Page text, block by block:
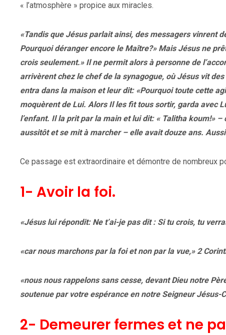
« l’atmosphère » propice aux miracles.
«Tandis que Jésus parlait ainsi, des messagers vinrent
Pourquoi déranger encore le Maître?» Mais Jésus ne
crois seulement.» Il ne permit alors à personne de
arrivèrent chez le chef de la synagogue, où Jésus vit
entra dans la maison et leur dit: «Pourquoi toute cette
moquèrent de Lui. Alors Il les fit tous sortir, garda avec
l’enfant. Il la prit par la main et lui dit: « Talitha koum!»
aussitôt et se mit à marcher – elle avait douze ans.
Ce passage est extraordinaire et démontre de nombreux
1- Avoir la foi.
«Jésus lui répondit: Ne t’ai-je pas dit : Si tu crois, tu
«car nous marchons par la foi et non par la vue,» 2
«nous nous rappelons sans cesse, devant Dieu notre
soutenue par votre espérance en notre Seigneur Jésus-
2- Demeurer fermes et ne